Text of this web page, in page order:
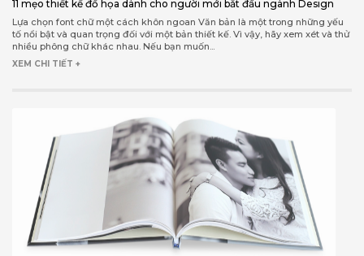
11 mẹo thiết kế đồ họa dành cho người mới bắt đầu ngành Design
Lựa chọn font chữ một cách khôn ngoan Văn bản là một trong những yếu
tố nổi bật và quan trọng đối với một bản thiết kế. Vì vậy, hãy xem xét và thử
nhiều phông chữ khác nhau. Nếu bạn muốn...
XEM CHI TIẾT +